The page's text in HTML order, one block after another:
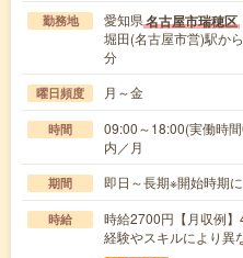
勤務地 愛知県名古屋市瑞穂区
堀田(名古屋市営)駅か
分
曜日頻度 月～金
時間
09:00～18:00(実働時
内／月
期間 即日～長期※開始時期
時給
時給2700円【月収例
経験やスキルにより異